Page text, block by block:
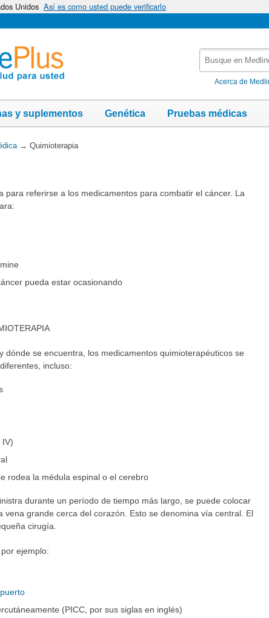
Unidos Así es como usted puede verificarlo
MedlinePlus
Acerca de
y suplementos Genética Pruebas médicas
→ Quimioterapia
para referirse a los medicamentos para combatir el cáncer. La
pueda estar ocasionando
dónde se encuentra, los medicamentos quimioterapéuticos se
incluso:
IV)
rodea la médula espinal o el cerebro
durante un período de tiempo más largo, se puede colocar
vena grande cerca del corazón. Esto se denomina vía central. El
cirugía.
ejemplo:
(PICC, por sus siglas en inglés)